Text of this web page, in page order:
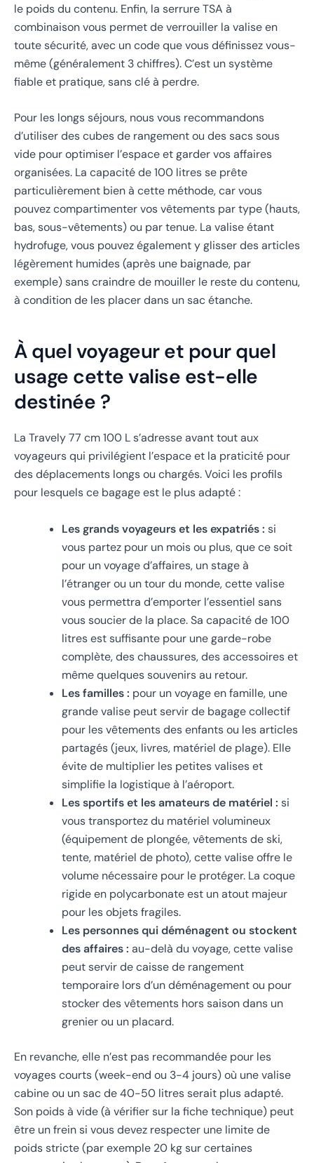
le poids du contenu. Enfin, la serrure TSA à
combinaison vous permet de verrouiller la valise en
toute sécurité, avec un code que vous définissez vous-
même (généralement 3 chiffres). C’est un système
fiable et pratique, sans clé à perdre.
Pour les longs séjours, nous vous recommandons
d’utiliser des cubes de rangement ou des sacs sous
vide pour optimiser l’espace et garder vos affaires
organisées. La capacité de 100 litres se prête
particulièrement bien à cette méthode, car vous
pouvez compartimenter vos vêtements par type (hauts,
bas, sous-vêtements) ou par tenue. La valise étant
hydrofuge, vous pouvez également y glisser des articles
légèrement humides (après une baignade, par
exemple) sans craindre de mouiller le reste du contenu,
à condition de les placer dans un sac étanche.
À quel voyageur et pour quel
usage cette valise est-elle
destinée ?
La Travely 77 cm 100 L s’adresse avant tout aux
voyageurs qui privilégient l’espace et la praticité pour
des déplacements longs ou chargés. Voici les profils
pour lesquels ce bagage est le plus adapté :
Les grands voyageurs et les expatriés : si
vous partez pour un mois ou plus, que ce soit
pour un voyage d’affaires, un stage à
l’étranger ou un tour du monde, cette valise
vous permettra d’emporter l’essentiel sans
vous soucier de la place. Sa capacité de 100
litres est suffisante pour une garde-robe
complète, des chaussures, des accessoires et
même quelques souvenirs au retour.
Les familles : pour un voyage en famille, une
grande valise peut servir de bagage collectif
pour les vêtements des enfants ou les articles
partagés (jeux, livres, matériel de plage). Elle
évite de multiplier les petites valises et
simplifie la logistique à l’aéroport.
Les sportifs et les amateurs de matériel : si
vous transportez du matériel volumineux
(équipement de plongée, vêtements de ski,
tente, matériel de photo), cette valise offre le
volume nécessaire pour le protéger. La coque
rigide en polycarbonate est un atout majeur
pour les objets fragiles.
Les personnes qui déménagent ou stockent
des affaires : au-delà du voyage, cette valise
peut servir de caisse de rangement
temporaire lors d’un déménagement ou pour
stocker des vêtements hors saison dans un
grenier ou un placard.
En revanche, elle n’est pas recommandée pour les
voyages courts (week-end ou 3-4 jours) où une valise
cabine ou un sac de 40-50 litres serait plus adapté.
Son poids à vide (à vérifier sur la fiche technique) peut
être un frein si vous devez respecter une limite de
poids stricte (par exemple 20 kg sur certaines